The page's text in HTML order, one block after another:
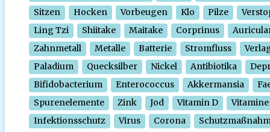
Sitzen
Hocken Vorbeugen Klo Pilze
Ling Tzi
Shiitake Maitake Corprinus
Zahnmetall
Metalle Batterie Stromfluss
Paladium
Quecksilber Nickel Antibiotika
Bifidobacterium
Enterococcus Akkermansia
Spurenelemente
Zink Jod Vitamin D
Vitamine
Infektionsschutz
Virus Corona